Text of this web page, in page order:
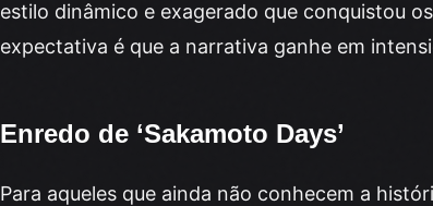
estilo dinâmico e exagerado que conquistou
expectativa é que a narrativa ganhe em
Enredo de ‘Sakamoto Days’
Para aqueles que ainda não conhecem a